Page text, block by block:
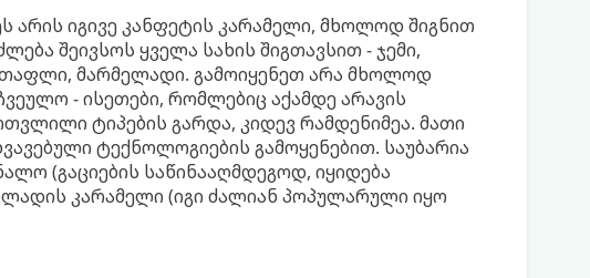
არის იგივე კანფეტის კარამელი, მხოლოდ შიგნით
შეივსოს ყველა სახის შიგთავსით - ჯემი,
მარმელადი. გამოიყენეთ არა მხოლოდ
- ისეთები, რომლებიც აქამდე არავის
ტიპების გარდა, კიდევ რამდენიმეა. მათი
ტექნოლოგიების გამოყენებით. საუბარია
(გაციების საწინააღმდეგოდ, იყიდება
კარამელი (იგი ძალიან პოპულარული იყო